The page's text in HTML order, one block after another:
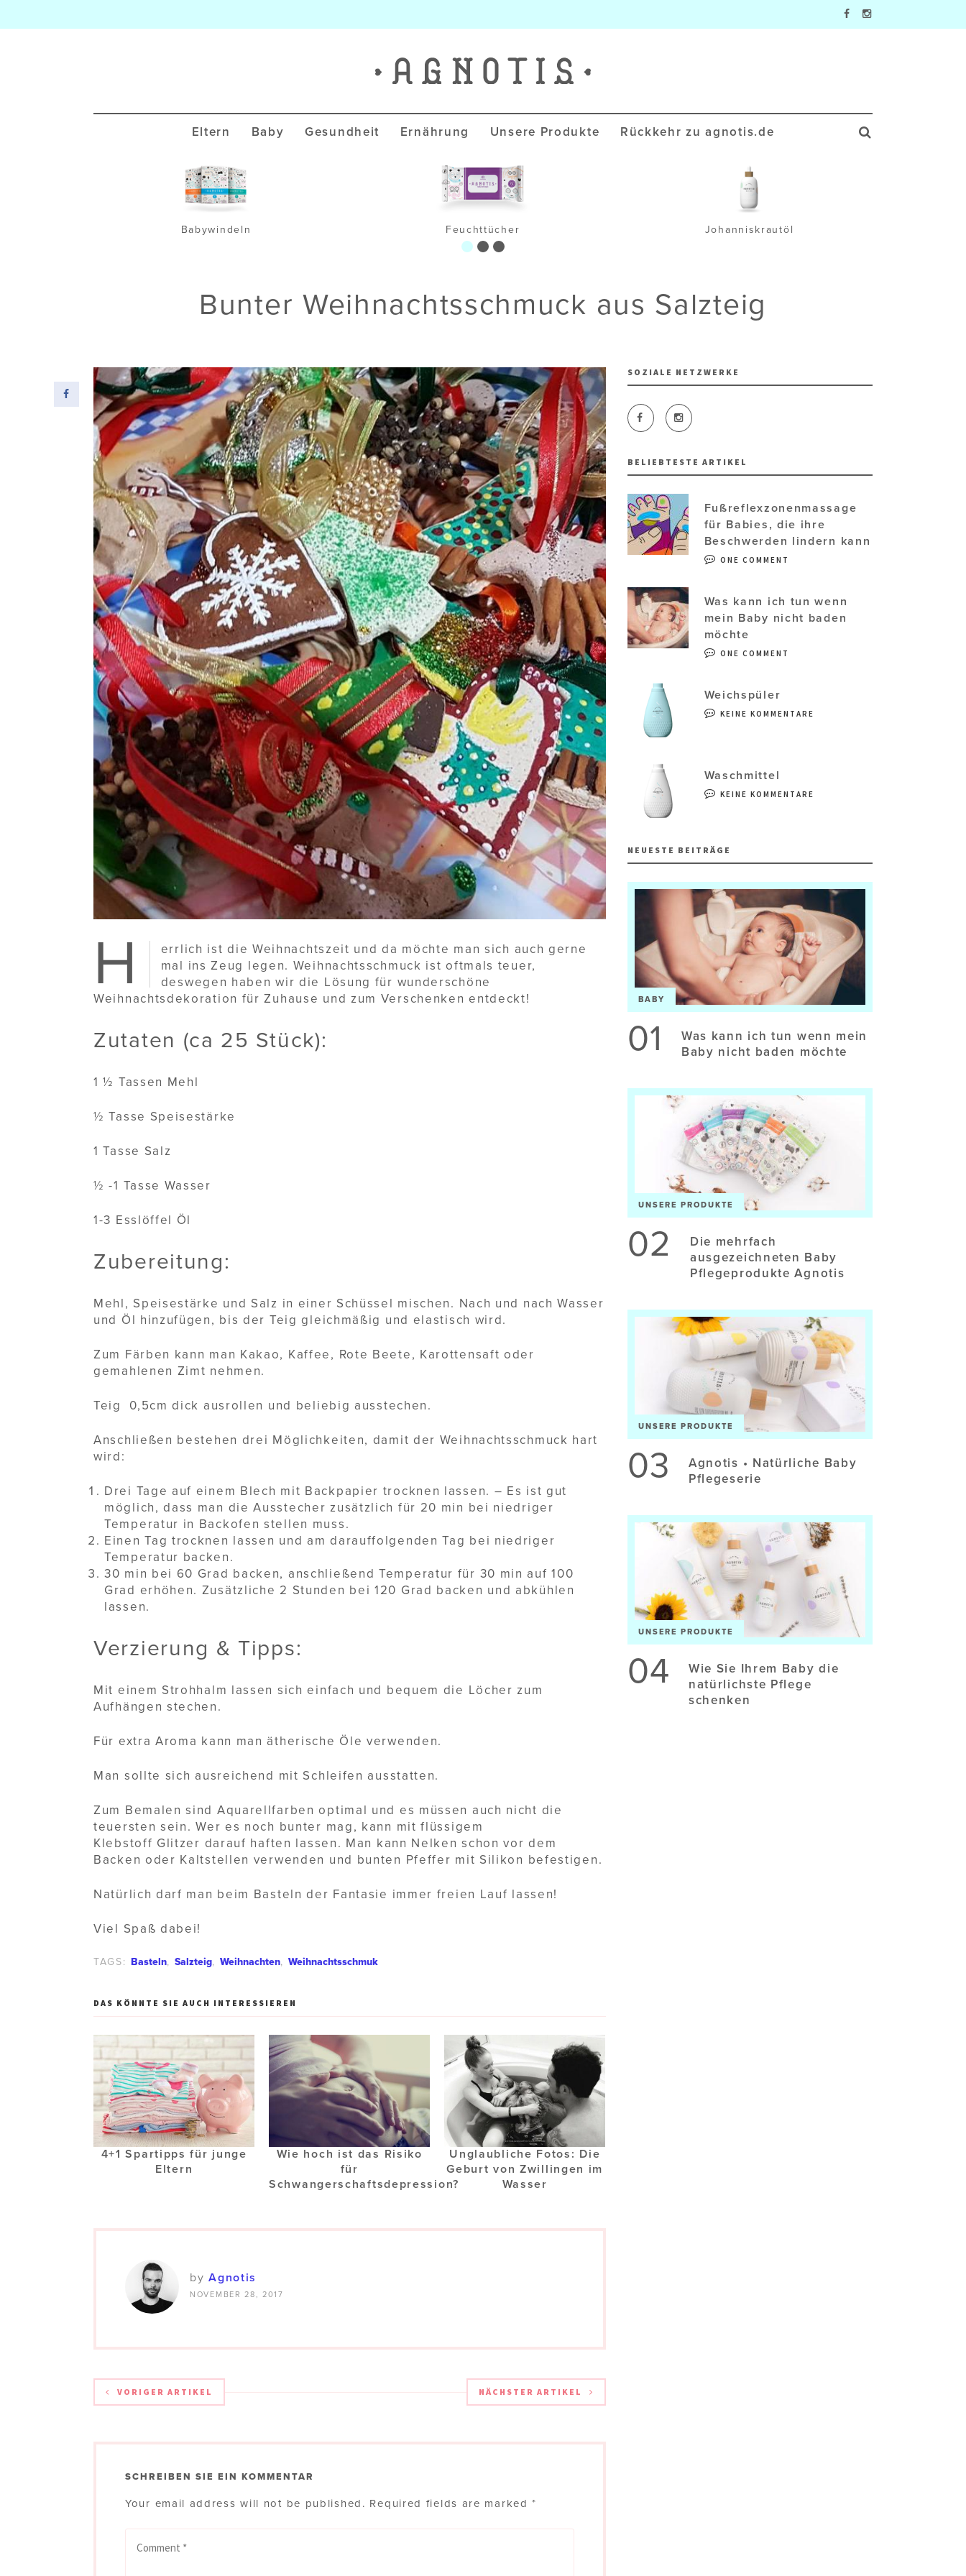
Agnotis Blog
Eltern Baby Gesundheit Ernährung Unsere Produkte Rückkehr zu agnotis.de
Babywindeln Feuchttücher Johanniskrautöl
Bunter Weihnachtsschmuck aus Salzteig
H
errlich ist die Weihnachtszeit und da möchte man sich auch gerne
mal ins Zeug legen. Weihnachtsschmuck ist oftmals teuer,
deswegen haben wir die Lösung für wunderschöne
Weihnachtsdekoration für Zuhause und zum Verschenken entdeckt!
Zutaten (ca 25 Stück):
1 ½ Tassen Mehl
½ Tasse Speisestärke
1 Tasse Salz
½ -1 Tasse Wasser
1-3 Esslöffel Öl
Zubereitung:
Mehl, Speisestärke und Salz in einer Schüssel mischen. Nach und nach Wasser
und Öl hinzufügen, bis der Teig gleichmäßig und elastisch wird.
Zum Färben kann man Kakao, Kaffee, Rote Beete, Karottensaft oder
gemahlenen Zimt nehmen.
Teig 0,5cm dick ausrollen und beliebig ausstechen.
Anschließen bestehen drei Möglichkeiten, damit der Weihnachtsschmuck hart
wird:
Drei Tage auf einem Blech mit Backpapier trocknen lassen. – Es ist gut
möglich, dass man die Ausstecher zusätzlich für 20 min bei niedriger
Temperatur in Backofen stellen muss.
Einen Tag trocknen lassen und am darauffolgenden Tag bei niedriger
Temperatur backen.
30 min bei 60 Grad backen, anschließend Temperatur für 30 min auf 100
Grad erhöhen. Zusätzliche 2 Stunden bei 120 Grad backen und abkühlen
lassen.
Verzierung & Tipps:
Mit einem Strohhalm lassen sich einfach und bequem die Löcher zum
Aufhängen stechen.
Für extra Aroma kann man ätherische Öle verwenden.
Man sollte sich ausreichend mit Schleifen ausstatten.
Zum Bemalen sind Aquarellfarben optimal und es müssen auch nicht die
teuersten sein. Wer es noch bunter mag, kann mit flüssigem
Klebstoff Glitzer darauf haften lassen. Man kann Nelken schon vor dem
Backen oder Kaltstellen verwenden und bunten Pfeffer mit Silikon befestigen.
Natürlich darf man beim Basteln der Fantasie immer freien Lauf lassen!
Viel Spaß dabei!
TAGS: Basteln, Salzteig, Weihnachten, Weihnachtsschmuk
DAS KÖNNTE SIE AUCH INTERESSIEREN
4+1 Spartipps für junge
Eltern
Wie hoch ist das Risiko
für
Schwangerschaftsdepression?
Unglaubliche Fotos: Die
Geburt von Zwillingen im
Wasser
byAgnotis
NOVEMBER 28, 2017
VORIGER ARTIKEL NÄCHSTER ARTIKEL
SCHREIBEN SIE EIN KOMMENTAR
Your email address will not be published. Required fields are marked*
SOZIALE NETZWERKE
BELIEBTESTE ARTIKEL
Fußreflexzonenmassage
für Babies, die ihre
Beschwerden lindern kann
ONE COMMENT
Was kann ich tun wenn
mein Baby nicht baden
möchte
ONE COMMENT
Weichspüler
KEINE KOMMENTARE
Waschmittel
KEINE KOMMENTARE
NEUESTE BEITRÄGE
BABY
01
Was kann ich tun wenn mein
Baby nicht baden möchte
UNSERE PRODUKTE
02
Die mehrfach
ausgezeichneten Baby
Pflegeprodukte Agnotis
UNSERE PRODUKTE
03
Agnotis • Natürliche Baby
Pflegeserie
UNSERE PRODUKTE
04
Wie Sie Ihrem Baby die
natürlichste Pflege
schenken